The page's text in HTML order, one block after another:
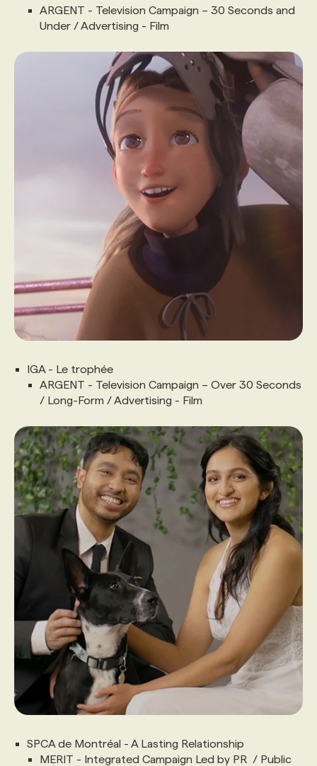
ARGENT - Television Campaign – 30 Seconds and
Under / Advertising - Film
IGA - Le trophée
ARGENT - Television Campaign – Over 30 Seconds
/ Long-Form / Advertising - Film
SPCA de Montréal - A Lasting Relationship
MERIT - Integrated Campaign Led by PR / Public